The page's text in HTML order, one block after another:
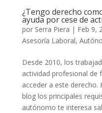
¿Tengo derecho
ayuda por cese de
por Serra Piera | Feb 9,
Asesoría Laboral,
Desde 2010, los
actividad profesional de
acceder a este
blog los principales
autónomo te interesa